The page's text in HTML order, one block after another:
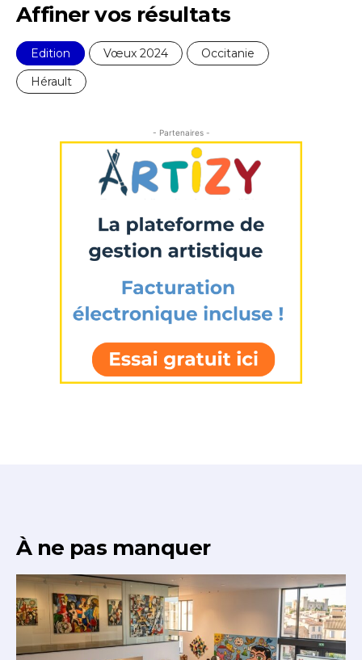
Statut / Organisation
J'accepte lestermes et conditions
Adresse email*
Affiner vos résultats
Edition Vœux 2024
Occitanie
Hérault
- Partenaires -
À ne pas manquer